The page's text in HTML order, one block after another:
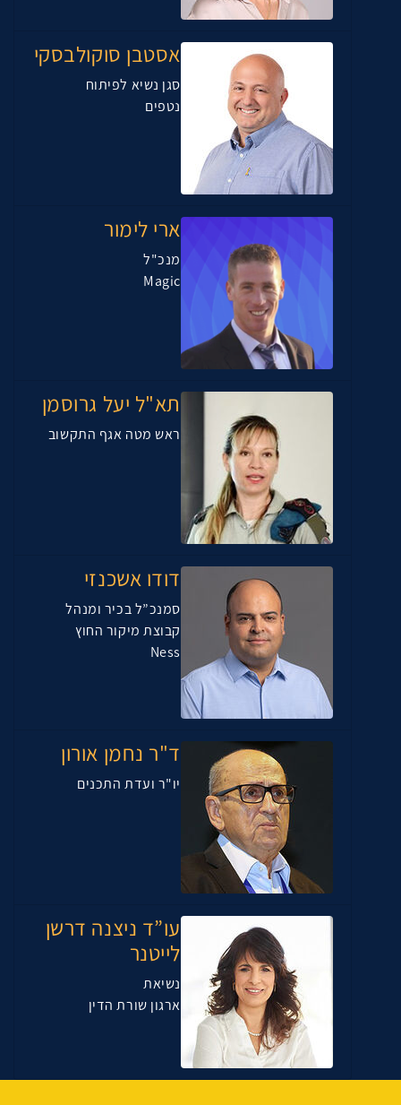
אסטבן סוקולבסקי
סגן נשיא לפיתוח
נטפים
ארי לימור
מנכ"ל
Magic
תא"ל יעל גרוסמן
ראש מטה אגף התקשוב
דודו אשכנזי
סמנכ”ל בכיר ומנהל
קבוצת מיקור החוץ
Ness
ד"ר נחמן אורון
יו"ר ועדת התכנים
עו”ד ניצנה דרשן
לייטנר
נשיאת
ארגון שורת הדין